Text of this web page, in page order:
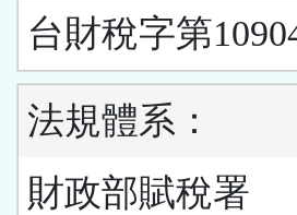
台財稅字第
法規體系：
財政部賦稅署